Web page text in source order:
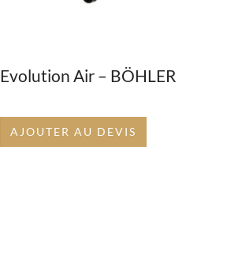
Evolution Air – BÖHLER
AJOUTER AU DEVIS